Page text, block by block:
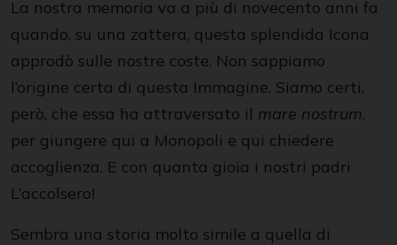
La nostra memoria va a più di novecento anni fa
quando, su una zattera, questa splendida Icona
approdò sulle nostre coste. Non sappiamo
l’origine certa di questa Immagine. Siamo certi,
però, che essa ha attraversato il mare nostrum,
per giungere qui a Monopoli e qui chiedere
accoglienza. E con quanta gioia i nostri padri
L’accolsero!
Sembra una storia molto simile a quella di